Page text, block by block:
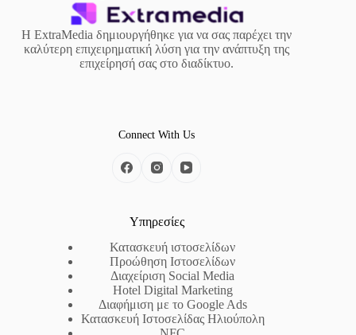
Η ExtraMedia δημιουργήθηκε για να σας παρέχει την
καλύτερη επιχειρηματική λύση για την ανάπτυξη της
επιχείρησή σας στο διαδίκτυο.
Connect With Us
Υπηρεσίες
Κατασκευή ιστοσελίδων
Προώθηση Ιστοσελίδων
Διαχείριση Social Media
Hotel Digital Marketing
Διαφήμιση με το Google Ads
Κατασκευή Ιστοσελίδας Ηλιούπολη